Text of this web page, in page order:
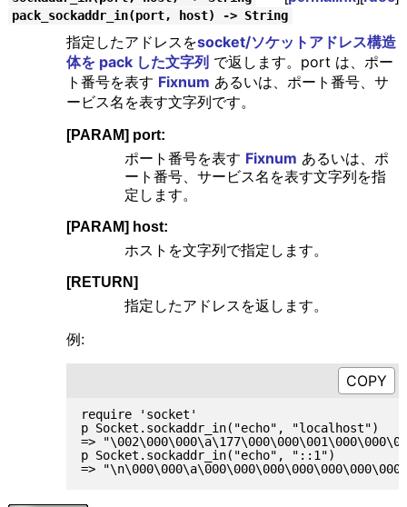
pack_sockaddr_in(port, host) -> String
指定したアドレスをsocket/ソケットアドレス構造
体を pack した文字列 で返します。port は、ポー
ト番号を表す Fixnum あるいは、ポート番号、サ
ービス名を表す文字列です。
[PARAM] port:
ポート番号を表す Fixnum あるいは、ポ
ート番号、サービス名を表す文字列を指
定します。
[PARAM] host:
ホストを文字列で指定します。
[RETURN]
指定したアドレスを返します。
例:
require 'socket'
p Socket.sockaddr_in("echo", "localhost")
=>
p Socket.sockaddr_in("echo", "::1")